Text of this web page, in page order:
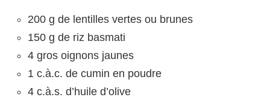
200 g de lentilles vertes ou brunes
150 g de riz basmati
4 gros oignons jaunes
1 c.à.c. de cumin en poudre
4 c.à.s. d’huile d’olive